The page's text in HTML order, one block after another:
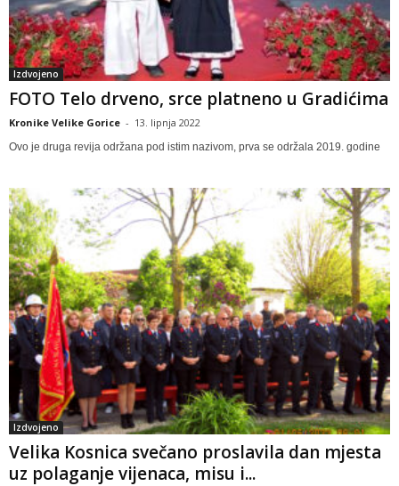
Izdvojeno
FOTO Telo drveno, srce platneno u Gradićima
Kronike Velike Gorice - 13. lipnja 2022
Ovo je druga revija održana pod istim nazivom, prva se održala 2019. godine
Izdvojeno
Velika Kosnica svečano proslavila dan mjesta
uz polaganje vijenaca, misu i...